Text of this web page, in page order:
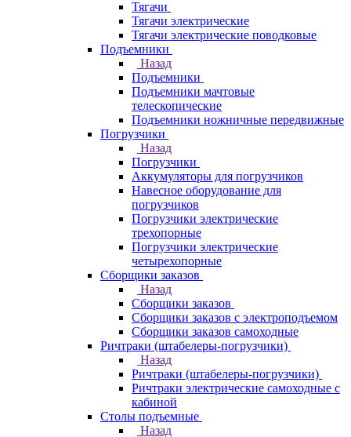
Тягачи
Тягачи электрические
Тягачи электрические поводковые
Подъемники
Назад
Подъемники
Подъемники мачтовые
телескопические
Подъемники ножничные передвижные
Погрузчики
Назад
Погрузчики
Аккумуляторы для погрузчиков
Навесное оборудование для
погрузчиков
Погрузчики электрические
трехопорные
Погрузчики электрические
четырехопорные
Сборщики заказов
Назад
Сборщики заказов
Сборщики заказов с электроподъемом
Сборщики заказов самоходные
Ричтраки (штабелеры-погрузчики)
Назад
Ричтраки (штабелеры-погрузчики)
Ричтраки электрические самоходные с
кабиной
Столы подъемные
Назад